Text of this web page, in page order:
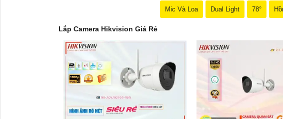
Nếu bạn quan tâm đến việc lắp Camera Hikvision với giá ưu đãi,
sẽ được tư vấn cụ thể về sản phẩm phù hợp với nhu cầu của mình.
Kết luận
Camera Hikvision không chỉ mang đến sự an toàn và bảo vệ cho
lượng sắc nét. Hãy đầu tư vào an ninh và yên tâm hơn với Camera
Hy vọng rằng bài viết giới thiệu trên sẽ giúp bạn thu hút được khách
Mic Và Loa Dual Light 78°
Lắp Camera Hikvision Giá Rẻ